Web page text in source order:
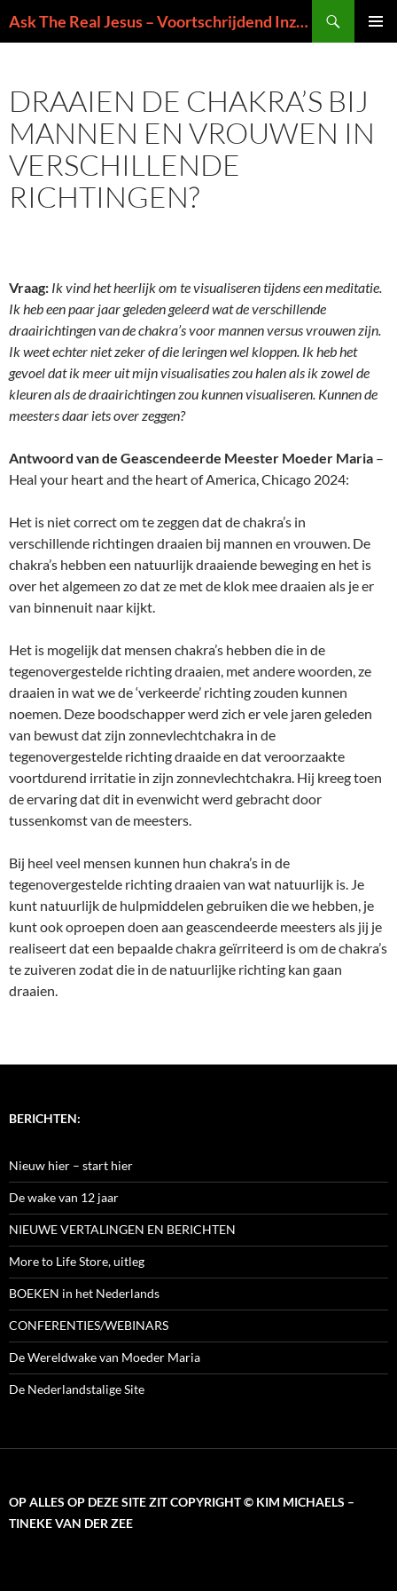
naar
Ask The Real Jesus – Voortschrijdend Inzicht in de Zin van het Leven
DRAAIEN DE CHAKRA’S BIJ
MANNEN EN VROUWEN IN
VERSCHILLENDE
RICHTINGEN?
Vraag: Ik vind het heerlijk om te visualiseren tijdens een meditatie.
Ik heb een paar jaar geleden geleerd wat de verschillende
draairichtingen van de chakra’s voor mannen versus vrouwen zijn.
Ik weet echter niet zeker of die leringen wel kloppen. Ik heb het
gevoel dat ik meer uit mijn visualisaties zou halen als ik zowel de
kleuren als de draairichtingen zou kunnen visualiseren. Kunnen de
meesters daar iets over zeggen?
Antwoord van de Geascendeerde Meester Moeder Maria –
Heal your heart and the heart of America, Chicago 2024:
Het is niet correct om te zeggen dat de chakra’s in
verschillende richtingen draaien bij mannen en vrouwen. De
chakra’s hebben een natuurlijk draaiende beweging en het is
over het algemeen zo dat ze met de klok mee draaien als je er
van binnenuit naar kijkt.
Het is mogelijk dat mensen chakra’s hebben die in de
tegenovergestelde richting draaien, met andere woorden, ze
draaien in wat we de ‘verkeerde’ richting zouden kunnen
noemen. Deze boodschapper werd zich er vele jaren geleden
van bewust dat zijn zonnevlechtchakra in de
tegenovergestelde richting draaide en dat veroorzaakte
voortdurend irritatie in zijn zonnevlechtchakra. Hij kreeg toen
de ervaring dat dit in evenwicht werd gebracht door
tussenkomst van de meesters.
Bij heel veel mensen kunnen hun chakra’s in de
tegenovergestelde richting draaien van wat natuurlijk is. Je
kunt natuurlijk de hulpmiddelen gebruiken die we hebben, je
kunt ook oproepen doen aan geascendeerde meesters als jij je
realiseert dat een bepaalde chakra geïrriteerd is om de chakra’s
te zuiveren zodat die in de natuurlijke richting kan gaan
draaien.
BERICHTEN:
Nieuw hier – start hier
De wake van 12 jaar
NIEUWE VERTALINGEN EN BERICHTEN
More to Life Store, uitleg
BOEKEN in het Nederlands
CONFERENTIES/WEBINARS
De Wereldwake van Moeder Maria
De Nederlandstalige Site
OP ALLES OP DEZE SITE ZIT COPYRIGHT © KIM MICHAELS –
TINEKE VAN DER ZEE